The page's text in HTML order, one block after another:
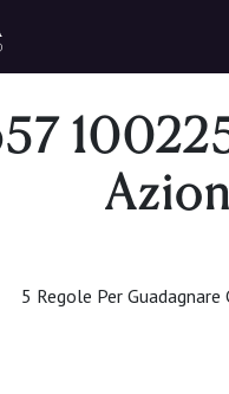
5 Regole Per Guadagnare